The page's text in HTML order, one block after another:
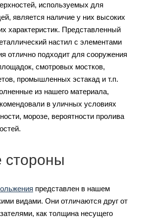
используемых для
является наличие у них высоких
характеристик. Представленный
настил с элементами
отлично подходит для сооружения
смотровых мостков,
промышленных эстакад и т.п.
из нашего материала,
в уличных условиях
морозе, вероятности пролива
представлен в нашем
видами. Они отличаются друг от
как толщина несущего